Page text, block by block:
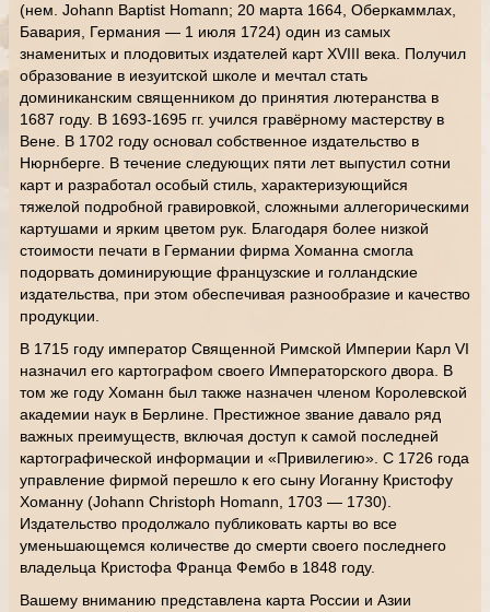
(нем. Johann Baptist Homann; 20 марта 1664, Оберкаммлах,
Бавария, Германия — 1 июля 1724) один из самых
знаменитых и плодовитых издателей карт XVIII века. Получил
образование в иезуитской школе и мечтал стать
доминиканским священником до принятия лютеранства в
1687 году. В 1693-1695 гг. учился гравёрному мастерству в
Вене. В 1702 году основал собственное издательство в
Нюрнберге. В течение следующих пяти лет выпустил сотни
карт и разработал особый стиль, характеризующийся
тяжелой подробной гравировкой, сложными аллегорическими
картушами и ярким цветом рук. Благодаря более низкой
стоимости печати в Германии фирма Хоманна смогла
подорвать доминирующие французские и голландские
издательства, при этом обеспечивая разнообразие и качество
продукции.
В 1715 году император Священной Римской Империи Карл VI
назначил его картографом своего Императорского двора. В
том же году Хоманн был также назначен членом Королевской
академии наук в Берлине. Престижное звание давало ряд
важных преимуществ, включая доступ к самой последней
картографической информации и «Привилегию». С 1726 года
управление фирмой перешло к его сыну Иоганну Кристофу
Хоманну (Johann Christoph Homann, 1703 — 1730).
Издательство продолжало публиковать карты во все
уменьшающемся количестве до смерти своего последнего
владельца Кристофа Франца Фембо в 1848 году.
Вашему вниманию представлена карта России и Азии